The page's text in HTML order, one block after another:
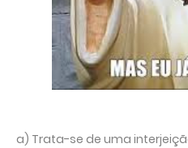
a) Trata-se de uma